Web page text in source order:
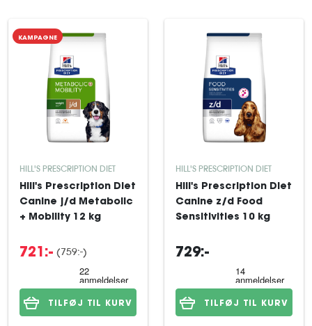
KAMPAGNE
HILL'S PRESCRIPTION DIET
Hill's Prescription Diet
Canine j/d Metabolic
+ Mobility 12 kg
721:- (759:-)
TILFØJ TIL KURV
HILL'S PRESCRIPTION DIET
Hill's Prescription Diet
Canine z/d Food
Sensitivities 10 kg
729:-
TILFØJ TIL KURV